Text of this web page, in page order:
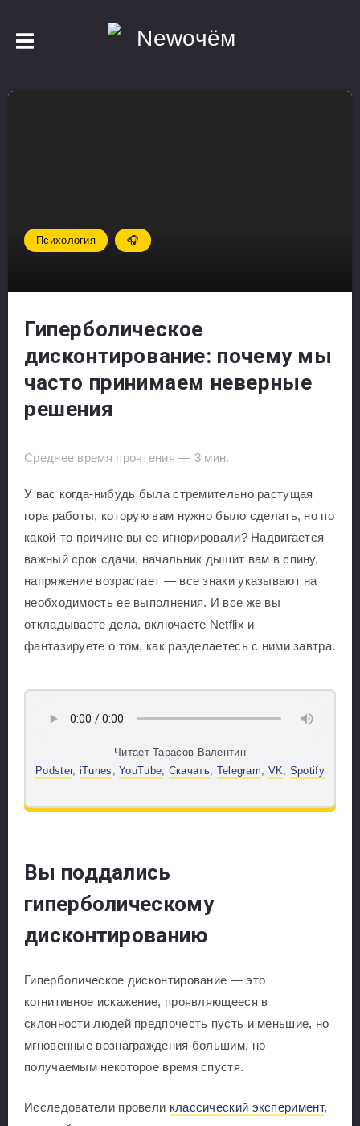
Психология 🎧
Гиперболическое
дисконтирование: почему мы
часто принимаем неверные
решения
Среднее время прочтения — 3 мин.
У вас когда-нибудь была стремительно растущая
гора работы, которую вам нужно было сделать, но по
какой-то причине вы ее игнорировали? Надвигается
важный срок сдачи, начальник дышит вам в спину,
напряжение возрастает — все знаки указывают на
необходимость ее выполнения. И все же вы
откладываете дела, включаете Netflix и
фантазируете о том, как разделаетесь с ними завтра.
Читает Тарасов Валентин
Podster, iTunes ,YouTube, Скачать, Telegram, VK, Spotify
Вы поддались
гиперболическому
дисконтированию
Гиперболическое дисконтирование — это
когнитивное искажение, проявляющееся в
склонности людей предпочесть пусть и меньшие, но
мгновенные вознаграждения большим, но
получаемым некоторое время спустя.
Исследователи провели классический эксперимент,